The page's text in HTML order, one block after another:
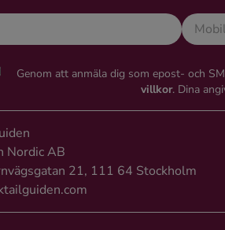
Genom att anmäla dig som epost- och
villkor. Dina
Nordic AB
21, 111 64 Stockholm